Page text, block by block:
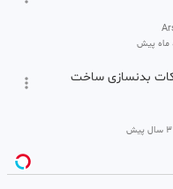
بدنسازی ساخت
3 سال پیش